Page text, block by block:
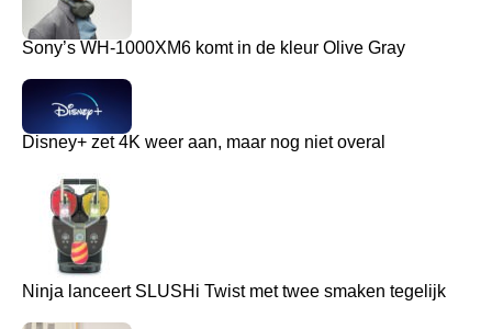
Sony’s WH-1000XM6 komt in de kleur Olive Gray
Disney+ zet 4K weer aan, maar nog niet overal
Ninja lanceert SLUSHi Twist met twee smaken tegelijk